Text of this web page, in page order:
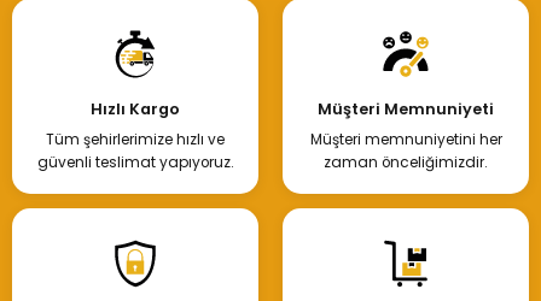
Hızlı Kargo
Tüm şehirlerimize hızlı ve
güvenli teslimat yapıyoruz.
Müşteri Memnuniyeti
Müşteri memnuniyetini her
zaman önceliğimizdir.